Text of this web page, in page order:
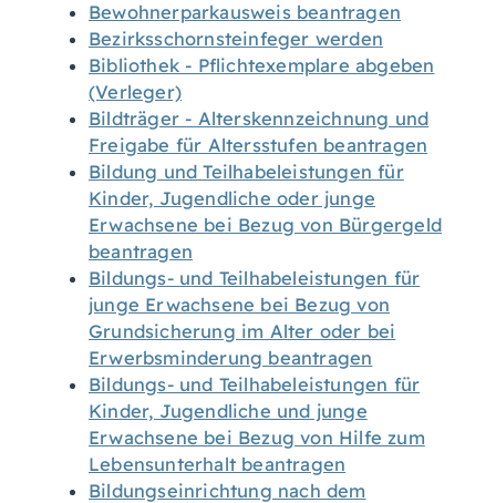
Bewohnerparkausweis beantragen
Bezirksschornsteinfeger werden
Bibliothek - Pflichtexemplare abgeben
(Verleger)
Bildträger - Alterskennzeichnung und
Freigabe für Altersstufen beantragen
Bildung und Teilhabeleistungen für
Kinder, Jugendliche oder junge
Erwachsene bei Bezug von Bürgergeld
beantragen
Bildungs- und Teilhabeleistungen für
junge Erwachsene bei Bezug von
Grundsicherung im Alter oder bei
Erwerbsminderung beantragen
Bildungs- und Teilhabeleistungen für
Kinder, Jugendliche und junge
Erwachsene bei Bezug von Hilfe zum
Lebensunterhalt beantragen
Bildungseinrichtung nach dem